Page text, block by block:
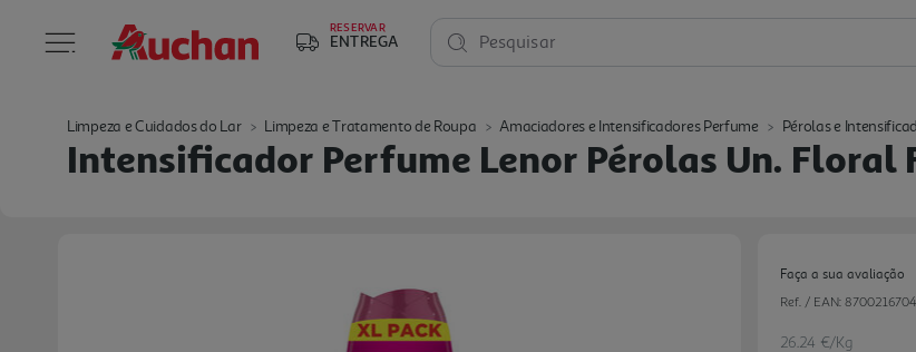
RESERVAR
ENTREGA Pesquisar
Limpeza e Cuidados do Lar Limpeza e Tratamento de Roupa Amaciadores e Intensificadores Perfume Pérolas e
Intensificador Perfume Lenor Pérolas Un. Floral
Faça a sua avaliação
Ref. / EAN:
26.24 €/Kg